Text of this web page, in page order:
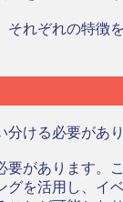
れぞれの特
ける必要があ
があります
を活用し、